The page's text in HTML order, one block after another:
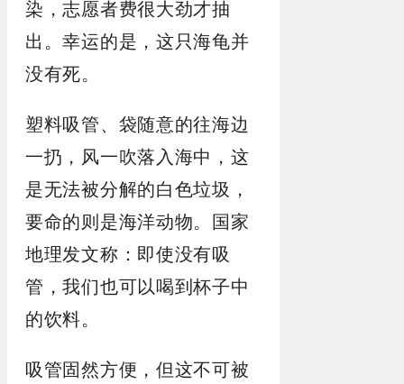
染，志愿者费很大劲才抽
出。幸运的是，这只海龟并
没有死。
塑料吸管、袋随意的往海边
一扔，风一吹落入海中，这
是无法被分解的白色垃圾，
要命的则是海洋动物。国家
地理发文称：即使没有吸
管，我们也可以喝到杯子中
的饮料。
吸管固然方便，但这不可被